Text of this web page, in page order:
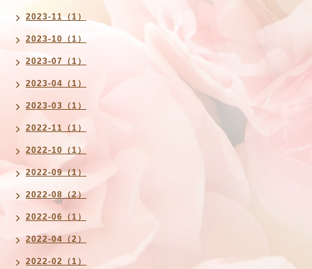
2023-11（1）
2023-10（1）
2023-07（1）
2023-04（1）
2023-03（1）
2022-11（1）
2022-10（1）
2022-09（1）
2022-08（2）
2022-06（1）
2022-04（2）
2022-02（1）